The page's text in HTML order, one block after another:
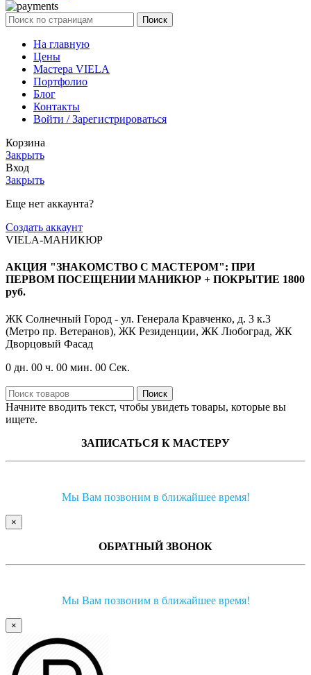
Поиск
На главную
Цены
Мастера VIELA
Портфолио
Блог
Контакты
Войти / Зарегистрироваться
Корзина
Закрыть
Вход
Закрыть
Еще нет аккаунта?
Создать аккаунт
VIELA-МАНИКЮР
АКЦИЯ "ЗНАКОМСТВО С МАСТЕРОМ": ПРИ
ПЕРВОМ ПОСЕЩЕНИИ МАНИКЮР + ПОКРЫТИЕ 1800
руб.
ЖК Солнечный Город - ул. Генерала Кравченко, д. 3 к.3
(Метро пр. Ветеранов), ЖК Резиденции, ЖК Любоград, ЖК
Дворцовый Фасад
0 дн. 00 ч. 00 мин. 00 Сек.
Поиск
Начните вводить текст, чтобы увидеть товары, которые вы
ищете.
ЗАПИСАТЬСЯ К МАСТЕРУ
Мы Вам позвоним в ближайшее время!
×
ОБРАТНЫЙ ЗВОНОК
Мы Вам позвоним в ближайшее время!
×